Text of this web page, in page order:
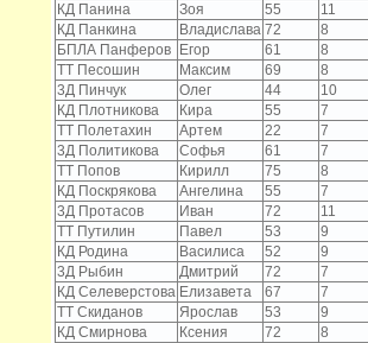
КД Панина
Зоя 55
11
КД Панкина
Владислава 72
8
БПЛА Панферов
Егор 61
8
ТТ Песошин
Максим 69
8
3Д Пинчук
Олег 44
10
КД Плотникова
Кира 55
7
ТТ Полетахин
Артем 22
7
3Д Политикова
Софья 61
7
ТТ Попов
Кирилл 75
8
КД Поскрякова
Ангелина 55
7
3Д Протасов
Иван 72
11
ТТ Путилин
Павел 53
9
КД Родина
Василиса 52
9
3Д Рыбин
Дмитрий 72
7
КД Селеверстова Елизавета 67
7
ТТ Скиданов
Ярослав 53
9
КД Смирнова
Ксения 72
8